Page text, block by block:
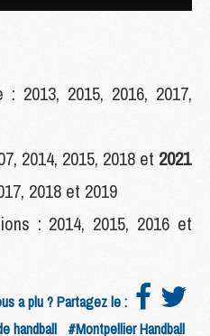
: 2013, 2015, 2016, 2017,
2014, 2015, 2018 et 2021
2018 et 2019
: 2014, 2015, 2016 et
a plu ? Partagez le :
handball #Montpellier Handball